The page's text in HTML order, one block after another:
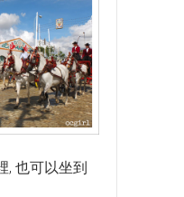
, 也可以坐到